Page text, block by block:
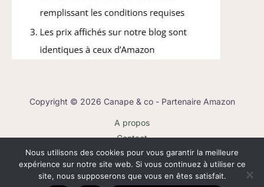
Copyright © 2026 Canape & co - Partenaire Amazon
A propos
Contact
Plan du site
Mentions légales
Politique de confidentialité
Nous utilisons des cookies pour vous garantir la meilleure
expérience sur notre site web. Si vous continuez à utiliser ce
site, nous supposerons que vous en êtes satisfait.